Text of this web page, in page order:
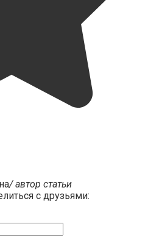
/ автор статьи
с друзьями: